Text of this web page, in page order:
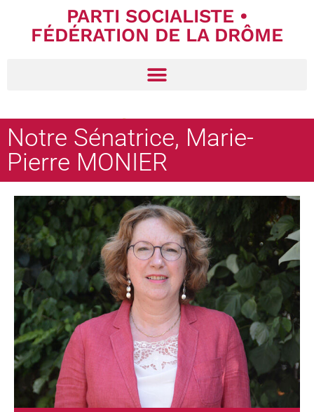
PARTI SOCIALISTE •
FÉDÉRATION DE LA DRÔME
Notre Sénatrice, Marie-
Pierre MONIER